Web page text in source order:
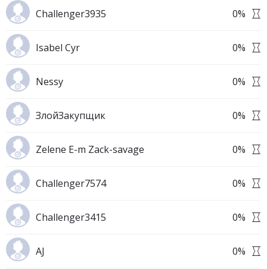
Challenger3935 0%
Isabel Cyr 0%
Nessy 0%
ЗлойЗакупщик 0%
Zelene E-m Zack-savage 0%
Challenger7574 0%
Challenger3415 0%
AJ 0%